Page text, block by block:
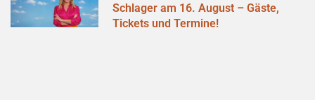
Schlager am 16. August – Gäste,
Tickets und Termine!